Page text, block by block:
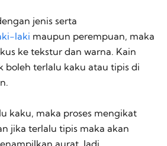
jenis serta
laki maupun perempuan, maka
ke tekstur dan warna. Kain
boleh terlalu kaku atau tipis di
kaku, maka proses mengikat
jika terlalu tipis maka akan
aurat. Jadi